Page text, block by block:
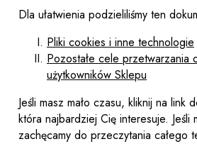
Dla ułatwienia podzieliliśmy ten
Pliki cookies i inne technologie
Pozostałe cele przetwarzania
użytkowników Sklepu
Jeśli masz mało czasu, kliknij na link
która najbardziej Cię interesuje. Jeśli
zachęcamy do przeczytania całego